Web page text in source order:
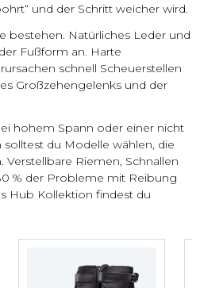
und der Schritt weicher wird.
bestehen. Natürliches Leder und
Fußform an. Harte
schnell Scheuerstellen
Großzehengelenks und der
hohem Spann oder einer nicht
du Modelle wählen, die
Riemen, Schnallen
% der Probleme mit Reibung
Hub Kollektion findest du